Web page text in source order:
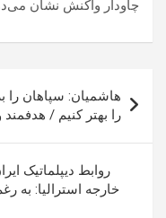
چاودار واکنش نشان
نوشته
هاشمیان: سپاهان را
را بهتر کنیم / هدفمند
روابط دیپلماتیک
خارجه استرالیا: به